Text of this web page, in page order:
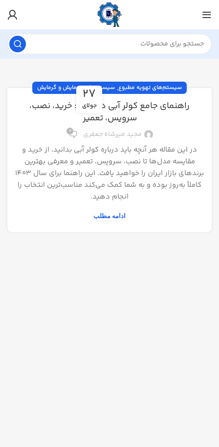
27
جولای
سیستم‌های تهویه مطبوع, سیستم‌های سرمایش و گرمایش
راهنمای جامع کولر آبی در ایران: خرید، نصب،
سرویس، تعمیر
مجید میرشاه جعفری 0
در این مقاله هر آنچه باید درباره کولر آبی بدانید، از خرید و
مقایسه مدل‌ها تا نصب، سرویس، تعمیر و معرفی بهترین
برندهای بازار ایران را خواهید یافت. این راهنما برای سال ۱۴۰۳
کاملاً به‌روز بوده و به شما کمک می‌کند مناسب‌ترین انتخاب را
انجام دهید.
ادامه مطلب